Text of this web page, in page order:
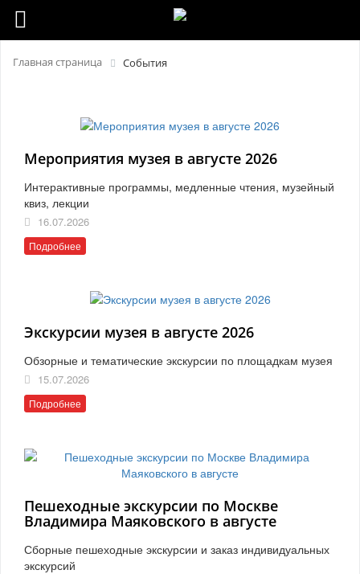
Главная страница События
Мероприятия музея в августе 2026
Интерактивные программы, медленные чтения, музейный
квиз, лекции
16.07.2026
Подробнее
Экскурсии музея в августе 2026
Обзорные и тематические экскурсии по площадкам музея
15.07.2026
Подробнее
Пешеходные экскурсии по Москве
Владимира Маяковского в августе
Сборные пешеходные экскурсии и заказ индивидуальных
экскурсий